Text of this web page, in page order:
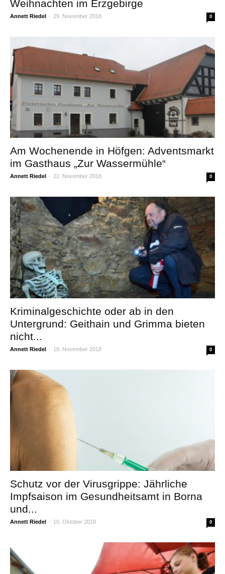
Weihnachten im Erzgebirge
Annett Riedel - 29. November 2018 0
Am Wochenende in Höfgen: Adventsmarkt
im Gasthaus „Zur Wassermühle“
Annett Riedel - 22. November 2018 0
Kriminalgeschichte oder ab in den
Untergrund: Geithain und Grimma bieten
nicht...
Annett Riedel - 18. November 2018 0
Schutz vor der Virusgrippe: Jährliche
Impfsaison im Gesundheitsamt in Borna
und...
Annett Riedel - 10. Oktober 2018 0